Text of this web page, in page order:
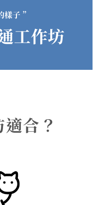
樣子 ”
工作坊
合？